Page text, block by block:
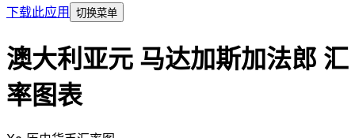
下载此应用
切换菜单
澳大利亚元 马达加斯加法郎 汇
率图表